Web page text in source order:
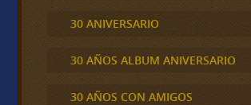
30 ANIVERSARIO
30 AÑOS ALBUM ANIVERSARIO
30 AÑOS CON AMIGOS